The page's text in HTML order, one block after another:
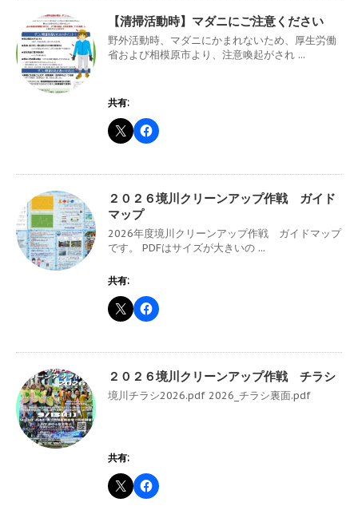
【清掃活動時】マダニにご注意ください
野外活動時、マダニにかまれないため、厚生労働
省および相模原市より、注意喚起がされ ...
共有:
２０２６境川クリーンアップ作戦 ガイド
マップ
2026年度境川クリーンアップ作戦 ガイドマップ
です。 PDFはサイズが大きいの ...
共有:
２０２６境川クリーンアップ作戦 チラシ
境川チラシ2026.pdf 2026_チラシ裏面.pdf
共有: